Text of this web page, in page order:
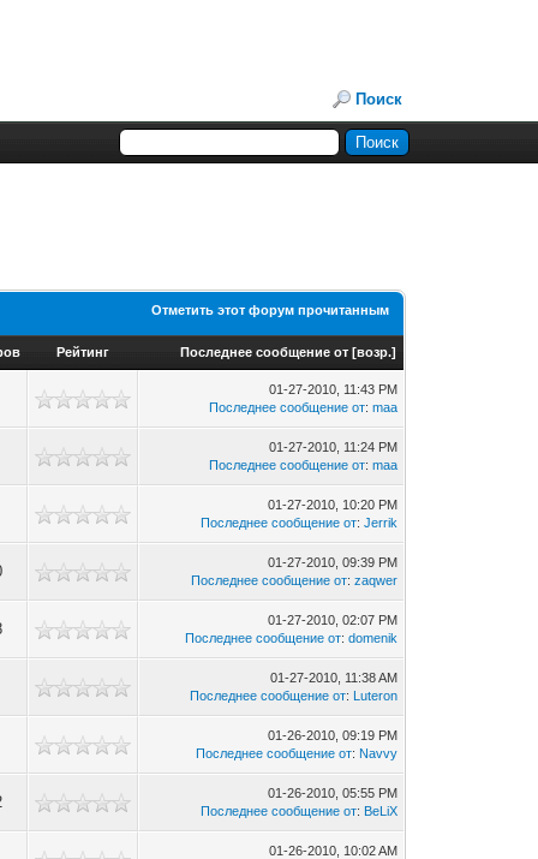
Поиск
Отметить этот форум прочитанным
Рейтинг Последнее сообщение от [возр.]
01-27-2010, 11:43 PM
Последнее сообщение от:maa
01-27-2010, 11:24 PM
Последнее сообщение от:maa
01-27-2010, 10:20 PM
Последнее сообщение от:Jerrik
01-27-2010, 09:39 PM
Последнее сообщение от:zaqwer
01-27-2010, 02:07 PM
Последнее сообщение от:domenik
01-27-2010, 11:38 AM
Последнее сообщение от: Luteron
01-26-2010, 09:19 PM
Последнее сообщение от: Navvy
01-26-2010, 05:55 PM
Последнее сообщение от: BeLiX
01-26-2010, 10:02 AM